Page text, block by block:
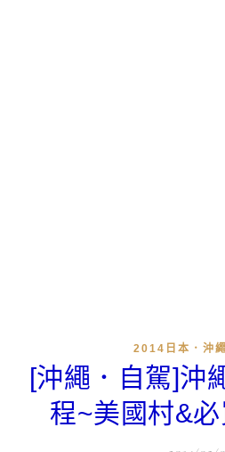
2014日本．沖
[沖繩．自駕]沖
程~美國村&